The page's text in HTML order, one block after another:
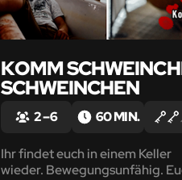
KOMM
SCHWEINCHEN
2 – 6 60 MIN.
Ihr findet euch in einem Keller
wieder. Bewegungsunfähig.